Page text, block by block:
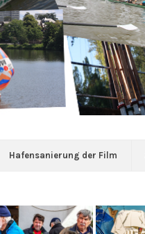
Hafensanierung der Film